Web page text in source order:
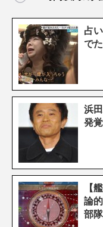
占
で
浜
発
【
論
部